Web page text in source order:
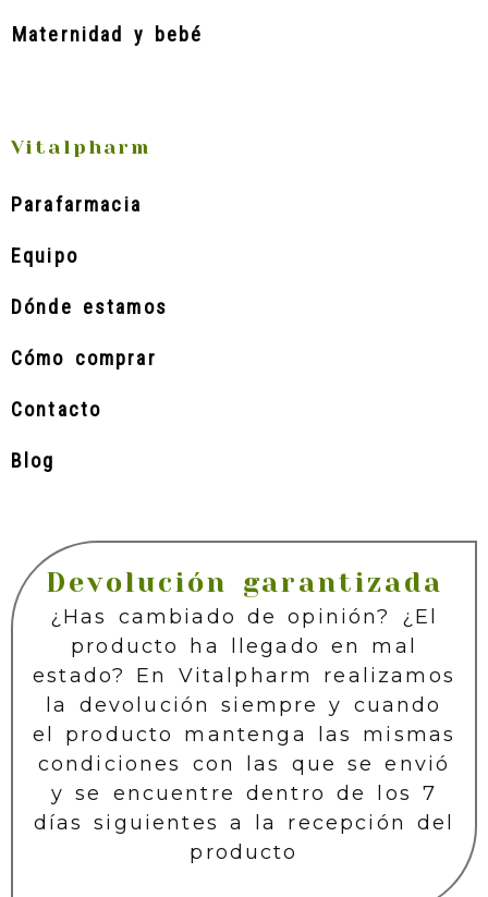
Maternidad y bebé
Vitalpharm
Parafarmacia
Equipo
Dónde estamos
Cómo comprar
Contacto
Blog
Devolución garantizada
¿Has cambiado de opinión? ¿El
producto ha llegado en mal
estado? En Vitalpharm realizamos
la devolución siempre y cuando
el producto mantenga las mismas
condiciones con las que se envió
y se encuentre dentro de los 7
días siguientes a la recepción del
producto